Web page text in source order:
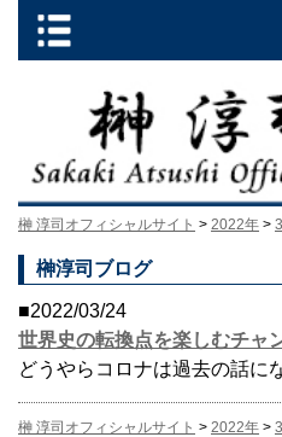
榊 淳司オフィシャルサイト > 2022年 >
榊淳司ブログ
■2022/03/24
世界史の転換点を楽しむチャ
どうやらコロナは過去の話に
榊 淳司オフィシャルサイト > 2022年 >